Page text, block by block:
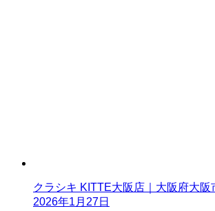
クラシキ KITTE大阪店｜大阪府大阪
2026年1月27日